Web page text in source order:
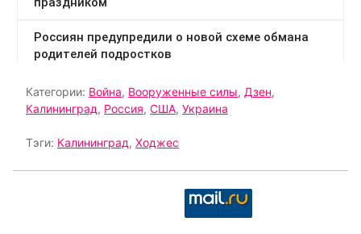
Категории: Война, Вооруженные силы, Дзен,
Калининград, Россия, США, Украина
Тэги: Калининград, Ходжес